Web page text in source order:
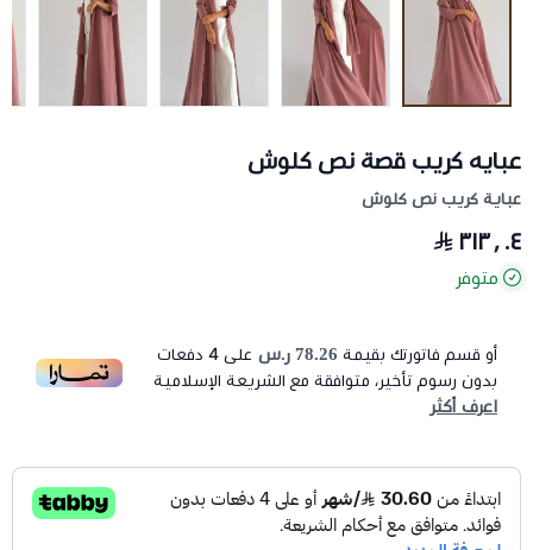
عبايه كريب قصة نص كلوش
عباية كريب نص كلوش
٣١٣٫٠٤
متوفر
أو قسم فاتورتك بقيمة 78.26 ر.س على 4 دفعات
بدون رسوم تأخير، متوافقة مع الشريعة الإسلامية
اعرف أكثر